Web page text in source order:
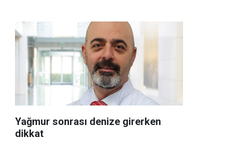
Yağmur sonrası denize girerken
dikkat